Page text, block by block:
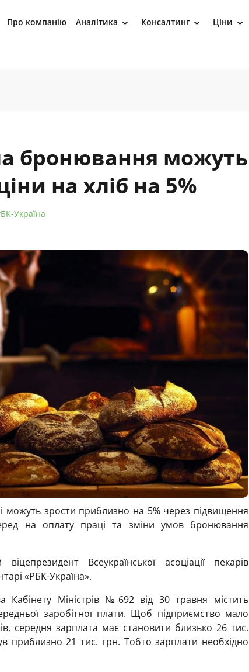
Про компанію Аналітика › Консалтинг › Ціни ›
бронювання можуть
на хліб на 5%
Україна
можуть зрости приблизно на 5% через підвищення
на оплату праці та зміни умов бронювання
Всеукраїнської асоціації пекарів
«РБК-Україна».
Кабінету Міністрів №692 від 30 травня містить
заробітної плати. Щоб підприємство мало
середня зарплата має становити близько 26 тис.
приблизно 21 тис. грн. Тобто зарплати необхідно